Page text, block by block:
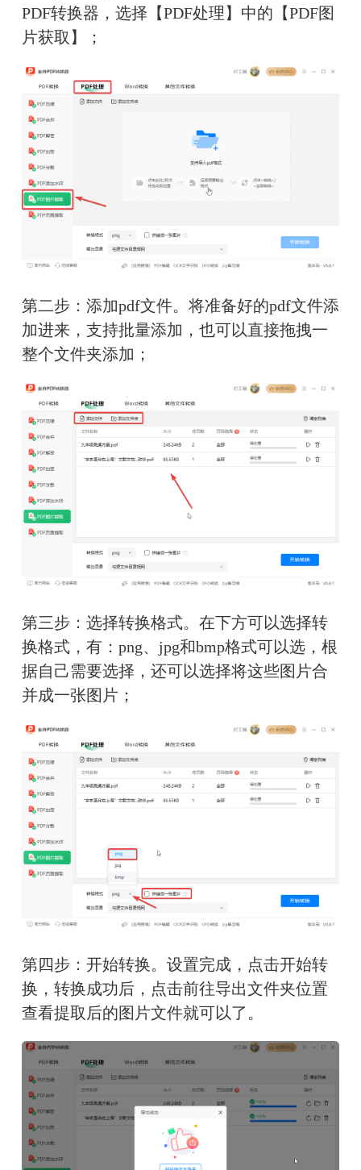
PDF转换器，选择【PDF处理】中的【PDF图
片获取】；
第二步：添加pdf文件。将准备好的pdf文件添
加进来，支持批量添加，也可以直接拖拽一
整个文件夹添加；
第三步：选择转换格式。在下方可以选择转
换格式，有：png、jpg和bmp格式可以选，根
据自己需要选择，还可以选择将这些图片合
并成一张图片；
第四步：开始转换。设置完成，点击开始转
换，转换成功后，点击前往导出文件夹位置
查看提取后的图片文件就可以了。